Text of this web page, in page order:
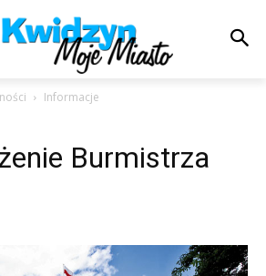
Informacje
Burmistrza